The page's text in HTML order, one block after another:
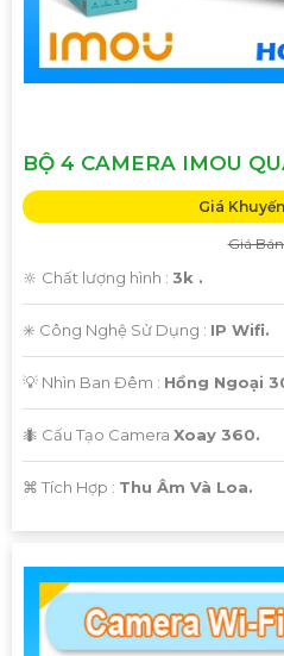
BỘ 4 CAMERA IMOU
Giá
Giá
🔆 Chất lượng hình : 3k .
✳️ Công Nghệ Sử Dụng : IP Wifi.
💡 Nhìn Ban Đêm : Hồng Ngoại
🐜 Cấu Tạo Camera Xoay 360.
️⌘ Tích Hợp : Thu Âm Và Loa.